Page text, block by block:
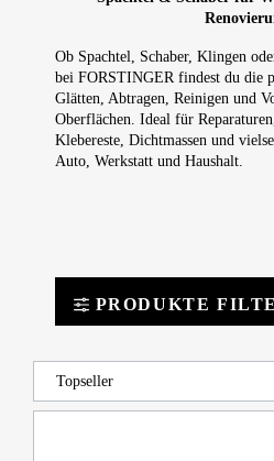
Ob Spachtel, Schaber, Klingen
bei FORSTINGER findest du die
Glätten, Abtragen, Reinigen und
Oberflächen. Ideal für
Klebereste, Dichtmassen und
Auto, Werkstatt und Haushalt.
PRODUKTE